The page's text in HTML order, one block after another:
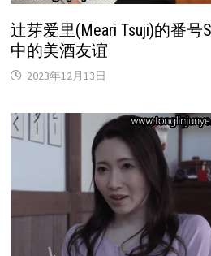
辻芽爱里(Meari Tsuji)的番号
中的美酒友谊
2023年12月13日